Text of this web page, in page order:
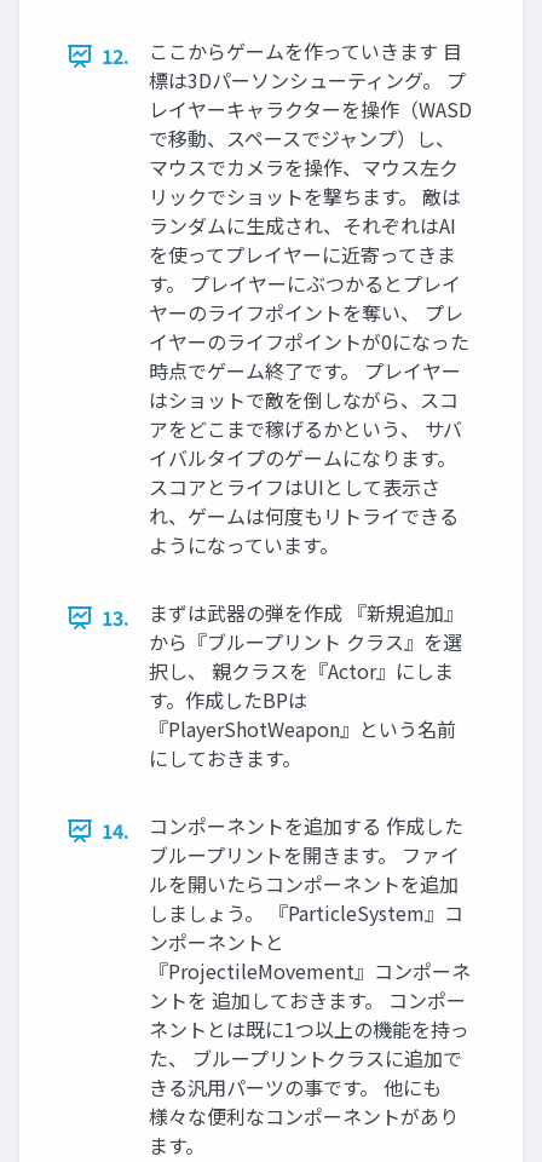
12.
ここからゲームを作っていきます 目
標は3Dパーソンシューティング。 プ
レイヤーキャラクターを操作（WASD
で移動、スペースでジャンプ）し、
マウスでカメラを操作、マウス左ク
リックでショットを撃ちます。 敵は
ランダムに生成され、それぞれはAI
を使ってプレイヤーに近寄ってきま
す。 プレイヤーにぶつかるとプレイ
ヤーのライフポイントを奪い、 プレ
イヤーのライフポイントが0になった
時点でゲーム終了です。 プレイヤー
はショットで敵を倒しながら、スコ
アをどこまで稼げるかという、 サバ
イバルタイプのゲームになります。
スコアとライフはUIとして表示さ
れ、ゲームは何度もリトライできる
ようになっています。
13.
まずは武器の弾を作成 『新規追加』
から『ブループリント クラス』を選
択し、 親クラスを『Actor』にしま
す。作成したBPは
『PlayerShotWeapon』という名前
にしておきます。
14.
コンポーネントを追加する 作成した
ブループリントを開きます。 ファイ
ルを開いたらコンポーネントを追加
しましょう。 『ParticleSystem』コ
ンポーネントと
『ProjectileMovement』コンポーネ
ントを 追加しておきます。 コンポー
ネントとは既に1つ以上の機能を持っ
た、 ブループリントクラスに追加で
きる汎用パーツの事です。 他にも
様々な便利なコンポーネントがあり
ます。